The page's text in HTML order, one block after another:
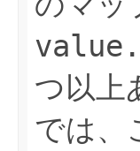
つ以上
では、